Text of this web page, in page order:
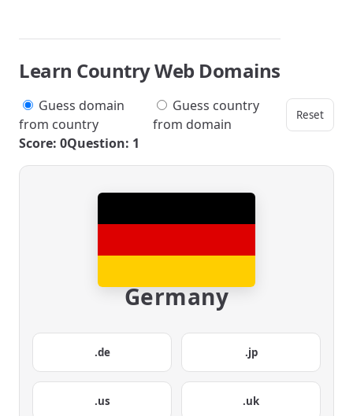
Learn Country Web Domains
Guess domain
from country
Guess country
from domain
Reset
Score: 0Question: 1
Germany
.de .jp
.us .uk